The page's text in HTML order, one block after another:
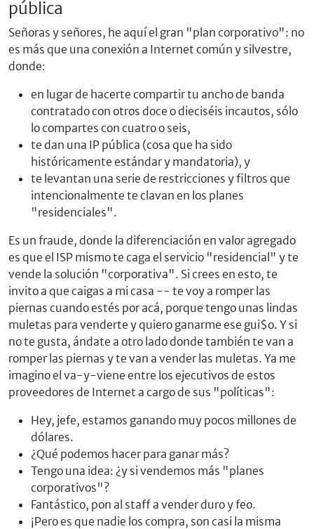
pública
Señoras y señores, he aquí el gran "plan corporativo": no
es más que una conexión a Internet común y silvestre,
donde:
en lugar de hacerte compartir tu ancho de banda
contratado con otros doce o dieciséis incautos, sólo
lo compartes con cuatro o seis,
te dan una IP pública (cosa que ha sido
históricamente estándar y mandatoria), y
te levantan una serie de restricciones y filtros que
intencionalmente te clavan en los planes
"residenciales".
Es un fraude, donde la diferenciación en valor agregado
es que el ISP mismo te caga el servicio "residencial" y te
vende la solución "corporativa". Si crees en esto, te
invito a que caigas a mi casa -- te voy a romper las
piernas cuando estés por acá, porque tengo unas lindas
muletas para venderte y quiero ganarme ese gui$o. Y si
no te gusta, ándate a otro lado donde también te van a
romper las piernas y te van a vender las muletas. Ya me
imagino el va-y-viene entre los ejecutivos de estos
proveedores de Internet a cargo de sus "políticas":
Hey, jefe, estamos ganando muy pocos millones de
dólares.
¿Qué podemos hacer para ganar más?
Tengo una idea: ¿y si vendemos más "planes
corporativos"?
Fantástico, pon al staff a vender duro y feo.
¡Pero es que nadie los compra, son casi la misma